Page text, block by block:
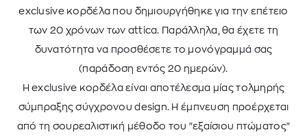
exclusive κορδέλα που δημιουργήθηκε για την επέτειο
των 20 χρόνων των attica. Παράλληλα, θα έχετε τη
δυνατότητα να προσθέσετε το μονόγραμμά σας
(παράδοση εντός 20 ημερών).
Η exclusive κορδέλα είναι αποτέλεσμα μίας τολμηρής
σύμπραξης σύγχρονου design. Η έμπνευση προέρχεται
από τη σουρεαλιστική μέθοδο του "εξαίσιου πτώματος"